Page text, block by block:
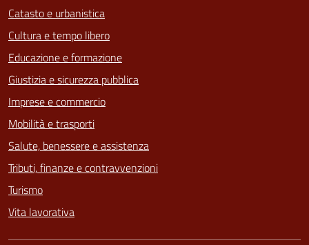
Catasto e urbanistica
Cultura e tempo libero
Educazione e formazione
Giustizia e sicurezza pubblica
Imprese e commercio
Mobilità e trasporti
Salute, benessere e assistenza
Tributi, finanze e contravvenzioni
Turismo
Vita lavorativa